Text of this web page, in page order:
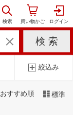
絞込み
おすすめ順 標準